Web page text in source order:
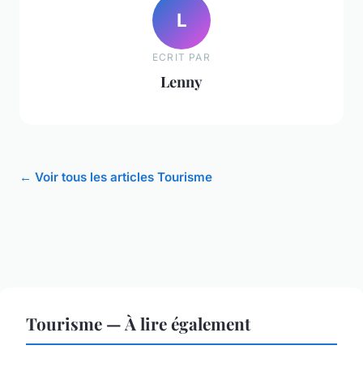
L
ECRIT PAR
Lenny
← Voir tous les articles Tourisme
Tourisme — À lire également